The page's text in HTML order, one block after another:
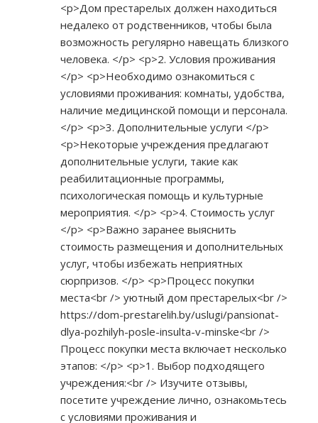
<p>Дом престарелых должен находиться
недалеко от родственников, чтобы была
возможность регулярно навещать близкого
человека. </p> <p>2. Условия проживания
</p> <p>Необходимо ознакомиться с
условиями проживания: комнаты, удобства,
наличие медицинской помощи и персонала.
</p> <p>3. Дополнительные услуги </p>
<p>Некоторые учреждения предлагают
дополнительные услуги, такие как
реабилитационные программы,
психологическая помощь и культурные
мероприятия. </p> <p>4. Стоимость услуг
</p> <p>Важно заранее выяснить
стоимость размещения и дополнительных
услуг, чтобы избежать неприятных
сюрпризов. </p> <p>Процесс покупки
места<br /> уютный дом престарелых<br />
https://dom-prestarelih.by/uslugi/pansionat-
dlya-pozhilyh-posle-insulta-v-minske<br />
Процесс покупки места включает несколько
этапов: </p> <p>1. Выбор подходящего
учреждения:<br /> Изучите отзывы,
посетите учреждение лично, ознакомьтесь
с условиями проживания и